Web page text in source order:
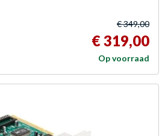
€ 349,00
€ 319,00
Op voorraad